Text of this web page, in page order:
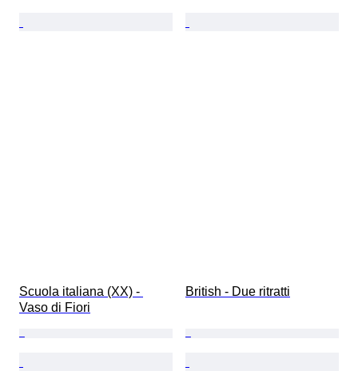
Scuola italiana (XX) -
Vaso di Fiori
British - Due ritratti